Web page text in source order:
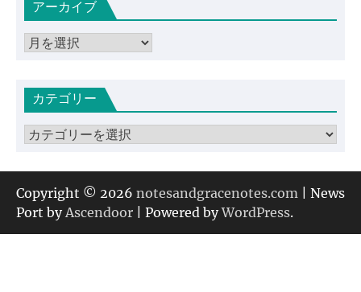
アーカイブ
ア
イカテゴリー
カ
ゴ
リ
ー
Copyright © 2026 notesandgracenotes.com | News
Port by Ascendoor | Powered byWordPress.